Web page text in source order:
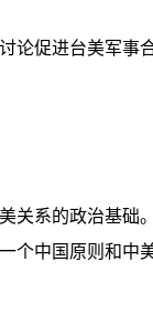
论促进台美军事
关系的政治基础
个中国原则和中